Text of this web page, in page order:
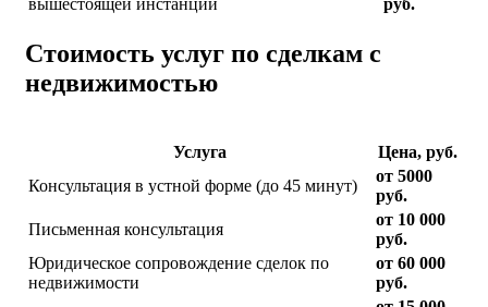
Стоимость услуг по сделкам с
недвижимостью
Услуга
Цена, руб.
Консультация в устной форме (до 45 минут)
от 5000
руб.
Письменная консультация
от 10 000
руб.
Юридическое сопровождение сделок по
недвижимости
от 60 000
руб.